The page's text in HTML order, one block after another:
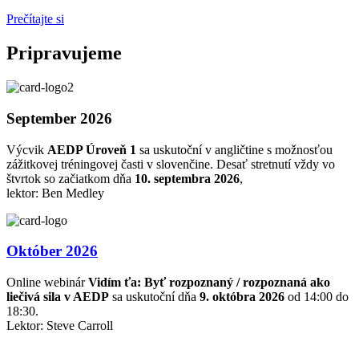
Prečítajte si
Pripravujeme
September 2026
Výcvik AEDP Úroveň 1 sa uskutoční v angličtine s možnosťou
zážitkovej tréningovej časti v slovenčine. Desať stretnutí vždy vo
štvrtok so začiatkom dňa 10. septembra 2026,
lektor: Ben Medley
Október 2026
Online webinárVidím ťa: Byť rozpoznaný / rozpoznaná ako
liečivá sila v AEDP sa uskutoční dňa 9. októbra 2026 od 14:00 do
18:30.
Lektor: Steve Carroll